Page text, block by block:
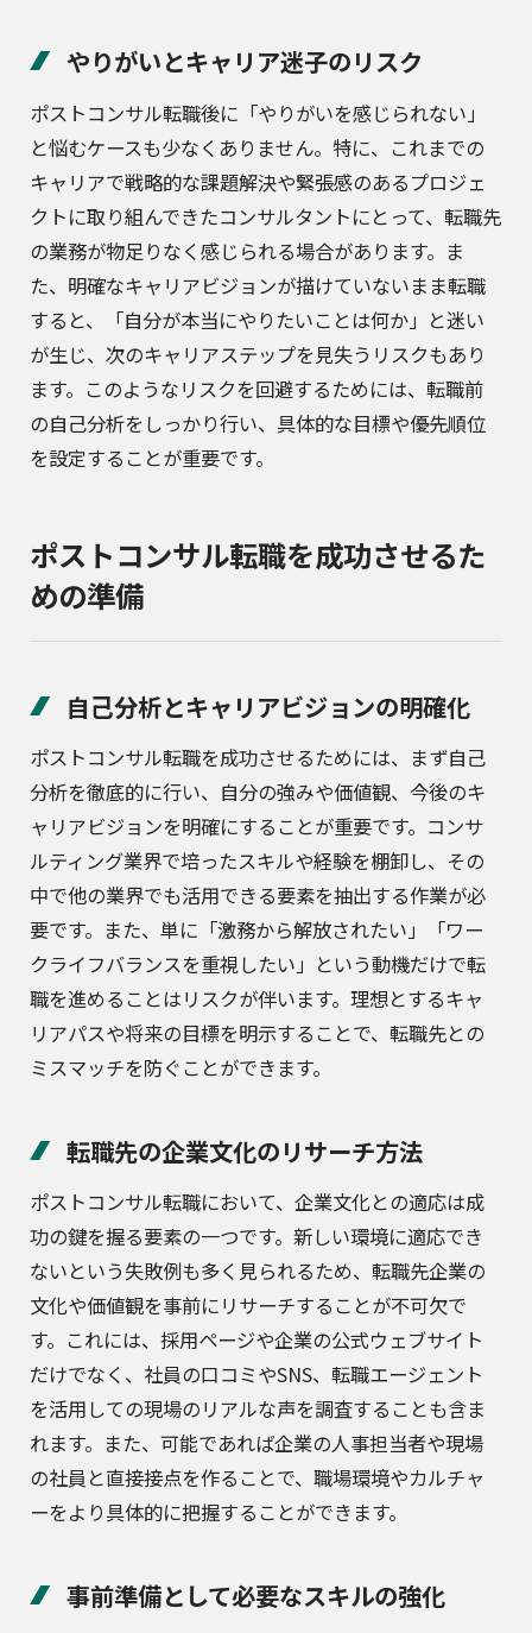
やりがいとキャリア迷子のリスク
ポストコンサル転職後に「やりがいを感じられない」
と悩むケースも少なくありません。特に、これまでの
キャリアで戦略的な課題解決や緊張感のあるプロジェ
クトに取り組んできたコンサルタントにとって、転職先
の業務が物足りなく感じられる場合があります。ま
た、明確なキャリアビジョンが描けていないまま転職
すると、「自分が本当にやりたいことは何か」と迷い
が生じ、次のキャリアステップを見失うリスクもあり
ます。このようなリスクを回避するためには、転職前
の自己分析をしっかり行い、具体的な目標や優先順位
を設定することが重要です。
ポストコンサル転職を成功させるた
めの準備
自己分析とキャリアビジョンの明確化
ポストコンサル転職を成功させるためには、まず自己
分析を徹底的に行い、自分の強みや価値観、今後のキ
ャリアビジョンを明確にすることが重要です。コンサ
ルティング業界で培ったスキルや経験を棚卸し、その
中で他の業界でも活用できる要素を抽出する作業が必
要です。また、単に「激務から解放されたい」「ワー
クライフバランスを重視したい」という動機だけで転
職を進めることはリスクが伴います。理想とするキャ
リアパスや将来の目標を明示することで、転職先との
ミスマッチを防ぐことができます。
転職先の企業文化のリサーチ方法
ポストコンサル転職において、企業文化との適応は成
功の鍵を握る要素の一つです。新しい環境に適応でき
ないという失敗例も多く見られるため、転職先企業の
文化や価値観を事前にリサーチすることが不可欠で
す。これには、採用ページや企業の公式ウェブサイト
だけでなく、社員の口コミやSNS、転職エージェント
を活用しての現場のリアルな声を調査することも含ま
れます。また、可能であれば企業の人事担当者や現場
の社員と直接接点を作ることで、職場環境やカルチャ
ーをより具体的に把握することができます。
事前準備として必要なスキルの強化